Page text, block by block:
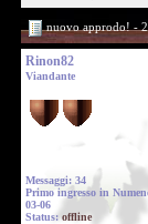
nuovo approdo! -
Rinon82
Viandante
Messaggi: 34
Primo ingresso in
03-06
Status: offline